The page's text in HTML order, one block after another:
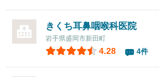
きくち耳鼻咽喉科医院
岩手県盛岡市新田町
4.28 4件